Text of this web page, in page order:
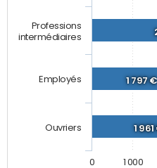
1 797 €
1
Professions
intermédiaires
Employés
Ouvriers
0 1 000